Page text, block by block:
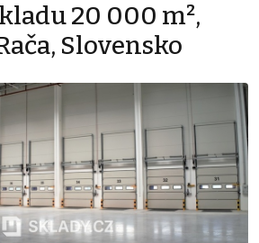
20 000 m²,
Slovensko